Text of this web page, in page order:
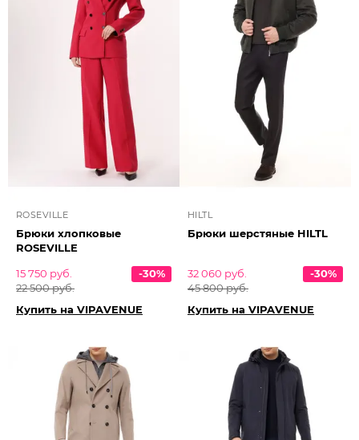
ROSEVILLE
Брюки хлопковые
ROSEVILLE
15 750 руб.
22 500 руб.
-30%
Купить на VIPAVENUE
HILTL
Брюки шерстяные HILTL
32 060 руб.
45 800 руб.
-30%
Купить на VIPAVENUE